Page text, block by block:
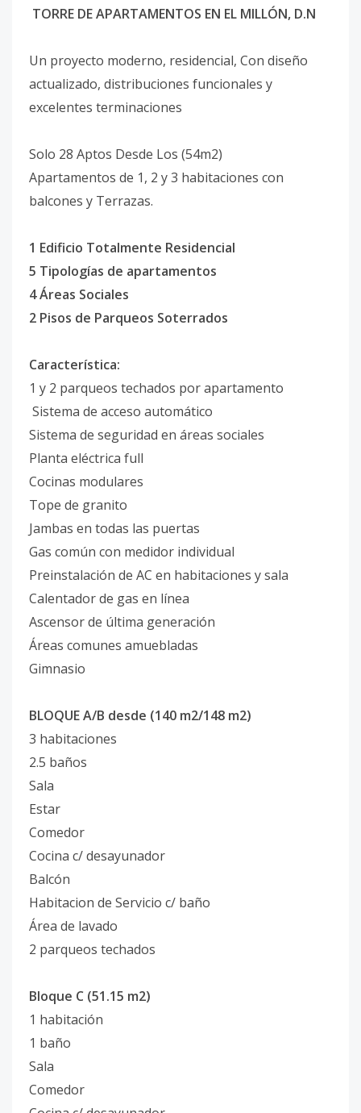
TORRE DE APARTAMENTOS EN EL MILLÓN, D.N
Un proyecto moderno, residencial, Con diseño
actualizado, distribuciones funcionales y
excelentes terminaciones
Solo 28 Aptos Desde Los (54m2)
Apartamentos de 1, 2 y 3 habitaciones con
balcones y Terrazas.
1 Edificio Totalmente Residencial
5 Tipologías de apartamentos
4 Áreas Sociales
2 Pisos de Parqueos Soterrados
Característica:
1 y 2 parqueos techados por apartamento
Sistema de acceso automático
Sistema de seguridad en áreas sociales
Planta eléctrica full
Cocinas modulares
Tope de granito
Jambas en todas las puertas
Gas común con medidor individual
Preinstalación de AC en habitaciones y sala
Calentador de gas en línea
Ascensor de última generación
Áreas comunes amuebladas
Gimnasio
BLOQUE A/B desde (140 m2/148 m2)
3 habitaciones
2.5 baños
Sala
Estar
Comedor
Cocina c/ desayunador
Balcón
Habitacion de Servicio c/ baño
Área de lavado
2 parqueos techados
Bloque C (51.15 m2)
1 habitación
1 baño
Sala
Comedor